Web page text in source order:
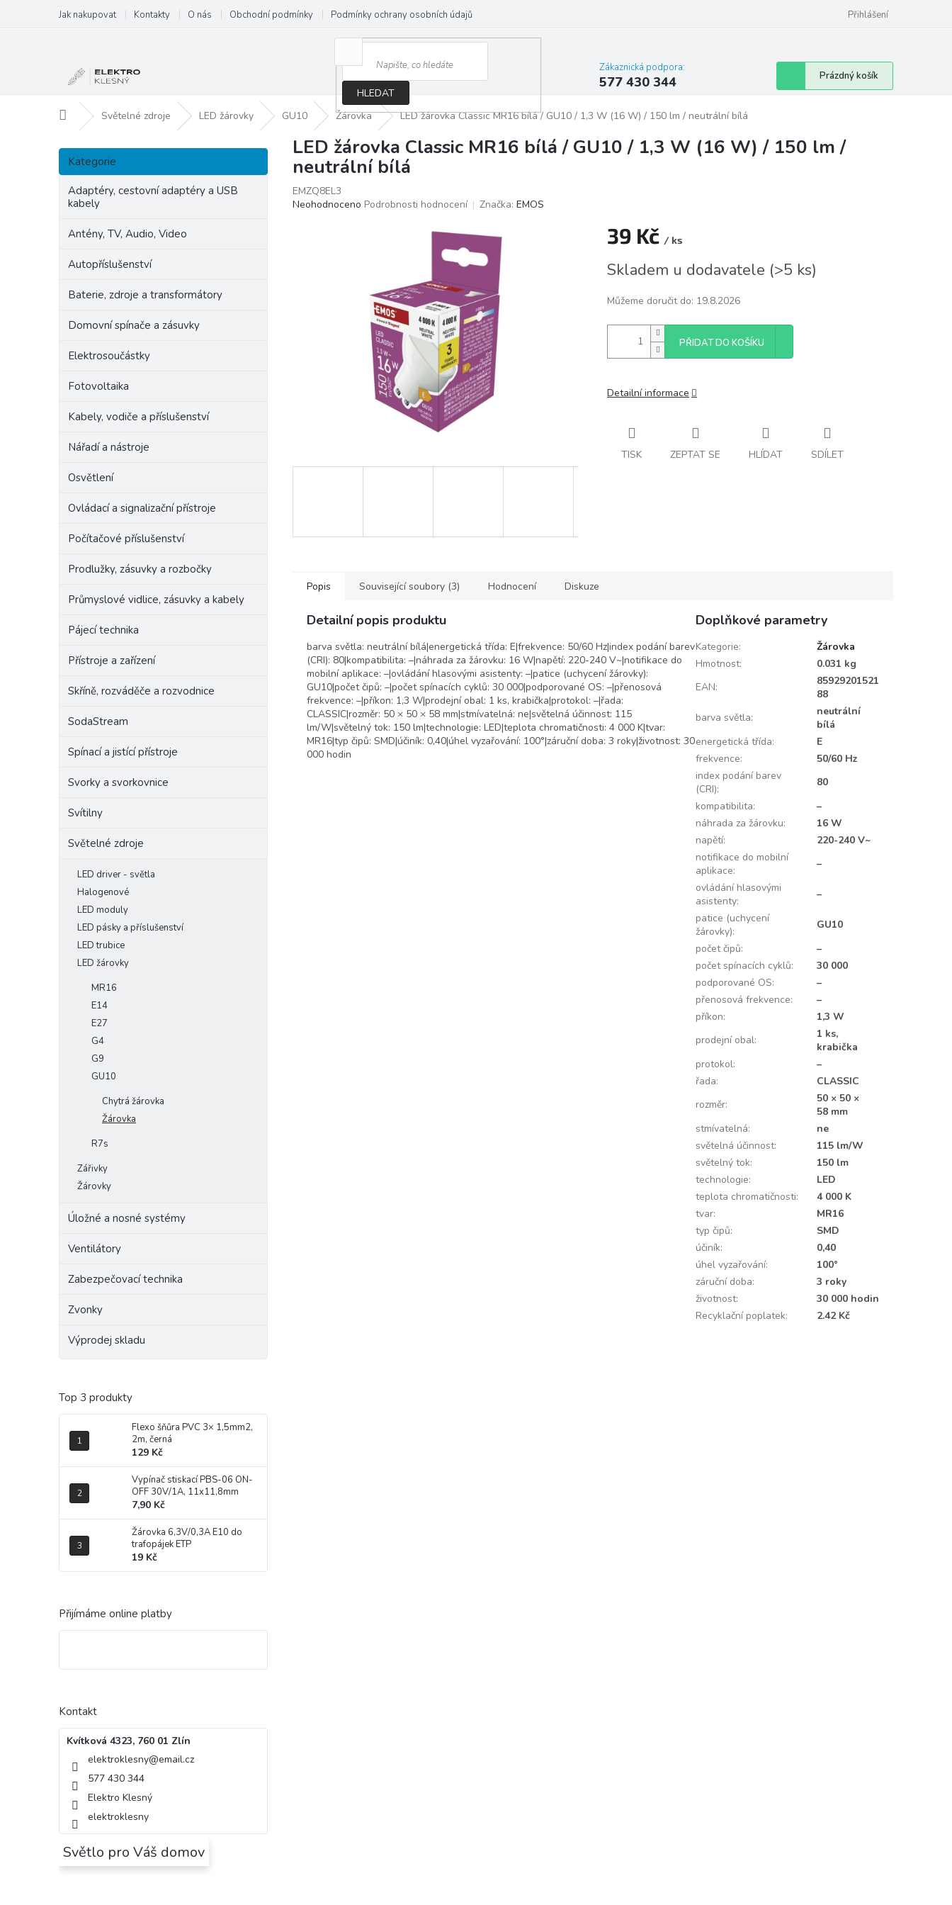
obsah
Jak nakupovat Kontakty O nás Obchodní podmínky Podmínky ochrany osobních údajů Přihlášení
HLEDAT
Zákaznická podpora:
577 430 344
Nákupní
košík
Prázdný košík
Domů Světelné zdroje LED žárovky GU10 Žárovka LED žárovka Classic MR16 bílá / GU10 / 1,3 W (16 W) / 150 lm / neutrální bílá
P
s
Přeskočit
kategorie
Kategorie
Adaptéry, cestovní adaptéry a USB
kabely
Antény, TV, Audio, Video
Autopříslušenství
Baterie, zdroje a transformátory
Domovní spínače a zásuvky
Elektrosoučástky
Fotovoltaika
Kabely, vodiče a příslušenství
Nářadí a nástroje
Osvětlení
Ovládací a signalizační přístroje
Počítačové příslušenství
Prodlužky, zásuvky a rozbočky
Průmyslové vidlice, zásuvky a kabely
Pájecí technika
Přístroje a zařízení
Skříně, rozváděče a rozvodnice
SodaStream
Spínací a jistící přístroje
Svorky a svorkovnice
Svítilny
Světelné zdroje
LED driver - světla
Halogenové
LED moduly
LED pásky a příslušenství
LED trubice
LED žárovky
MR16
E14
E27
G4
G9
GU10
Chytrá žárovka
Žárovka
R7s
Zářivky
Žárovky
Úložné a nosné systémy
Ventilátory
Zabezpečovací technika
Zvonky
Výprodej skladu
Top 3 produkty
Flexo šňůra PVC 3× 1,5mm2,
2m, černá
129 Kč
Vypínač stiskací PBS-06 ON-
OFF 30V/1A, 11x11,8mm
7,90 Kč
Žárovka 6,3V/0,3A E10 do
trafopájek ETP
19 Kč
Přijímáme online platby
Kontakt
Kvítková 4323, 760 01 Zlín
elektroklesny@email.cz
577 430 344
Elektro Klesný
elektroklesny
Světlo pro Váš domov
LED žárovka Classic MR16 bílá / GU10 / 1,3 W (16 W) / 150 lm /
neutrální bílá
EMZQ8EL3
Průměrné
Neohodnoceno Podrobnosti hodnocení Značka: EMOS
39 Kč / ks
cena:
Skladem u dodavatele (>5 ks)
Můžeme doručit do: 19.8.2026
PŘIDAT DO KOŠÍKU
Detailní informace
TISK ZEPTAT SE HLÍDAT SDÍLET
Popis Související soubory (3) Hodnocení Diskuze
Detailní popis produktu
barva světla: neutrální bílá|energetická třída: E|frekvence: 50/60 Hz|index podání barev
(CRI): 80|kompatibilita: –|náhrada za žárovku: 16 W|napětí: 220-240 V~|notifikace do
mobilní aplikace: –|ovládání hlasovými asistenty: –|patice (uchycení žárovky):
GU10|počet čipů: –|počet spínacích cyklů: 30 000|podporované OS: –|přenosová
frekvence: –|příkon: 1,3 W|prodejní obal: 1 ks, krabička|protokol: –|řada:
CLASSIC|rozměr: 50 × 50 × 58 mm|stmívatelná: ne|světelná účinnost: 115
lm/W|světelný tok: 150 lm|technologie: LED|teplota chromatičnosti: 4 000 K|tvar:
MR16|typ čipů: SMD|účiník: 0,40|úhel vyzařování: 100°|záruční doba: 3 roky|životnost: 30
000 hodin
Doplňkové parametry
Kategorie:
Žárovka
Hmotnost:
0.031 kg
EAN:
85929201521
88
barva světla:
neutrální
bílá
energetická třída:
E
frekvence:
50/60 Hz
index podání barev
(CRI):
80
kompatibilita:
–
náhrada za žárovku:
16 W
napětí:
220-240 V~
notifikace do mobilní
aplikace:
–
ovládání hlasovými
asistenty:
–
patice (uchycení
žárovky):
GU10
počet čipů:
–
počet spínacích cyklů:
30 000
podporované OS:
–
přenosová frekvence:
–
příkon:
1,3 W
prodejní obal:
1 ks,
krabička
protokol:
–
řada:
CLASSIC
rozměr:
50 × 50 ×
58 mm
stmívatelná:
ne
světelná účinnost:
115 lm/W
světelný tok:
150 lm
technologie:
LED
teplota chromatičnosti:
4 000 K
tvar:
MR16
typ čipů:
SMD
účiník:
0,40
úhel vyzařování:
100°
záruční doba:
3 roky
životnost:
30 000 hodin
Recyklační poplatek: 2.42 Kč